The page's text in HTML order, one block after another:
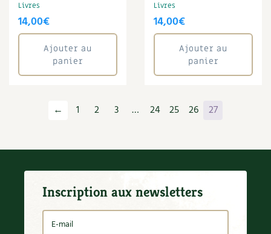
Livres
14,00€
Ajouter au
panier
Livres
14,00€
Ajouter au
panier
← 1 2 3 … 24 25 26 27
Inscription aux newsletters